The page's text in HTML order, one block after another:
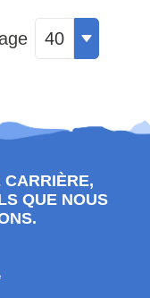
40
QUE NOUS